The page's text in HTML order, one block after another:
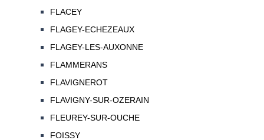
FLACEY
FLAGEY-ECHEZEAUX
FLAGEY-LES-AUXONNE
FLAMMERANS
FLAVIGNEROT
FLAVIGNY-SUR-OZERAIN
FLEUREY-SUR-OUCHE
FOISSY